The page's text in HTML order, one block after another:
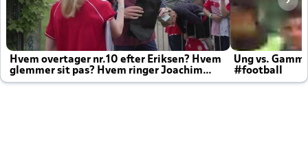
Hvem overtager nr.10 efter Eriksen? Hvem
glemmer sit pas? Hvem ringer Joachim
altid til efter kampe?
Ung vs.
#football